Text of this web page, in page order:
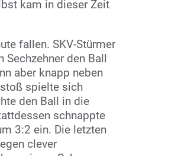
kam in dieser Zeit
fallen. SKV-Stürmer
Sechzehner den Ball
aber knapp neben
spielte sich
den Ball in die
schnappte
3:2 ein. Die letzten
clever